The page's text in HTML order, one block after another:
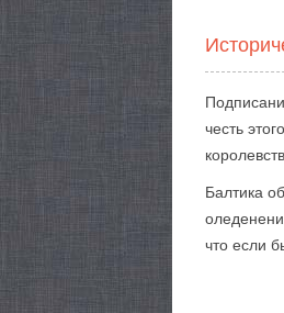
честь
Балтика
что если